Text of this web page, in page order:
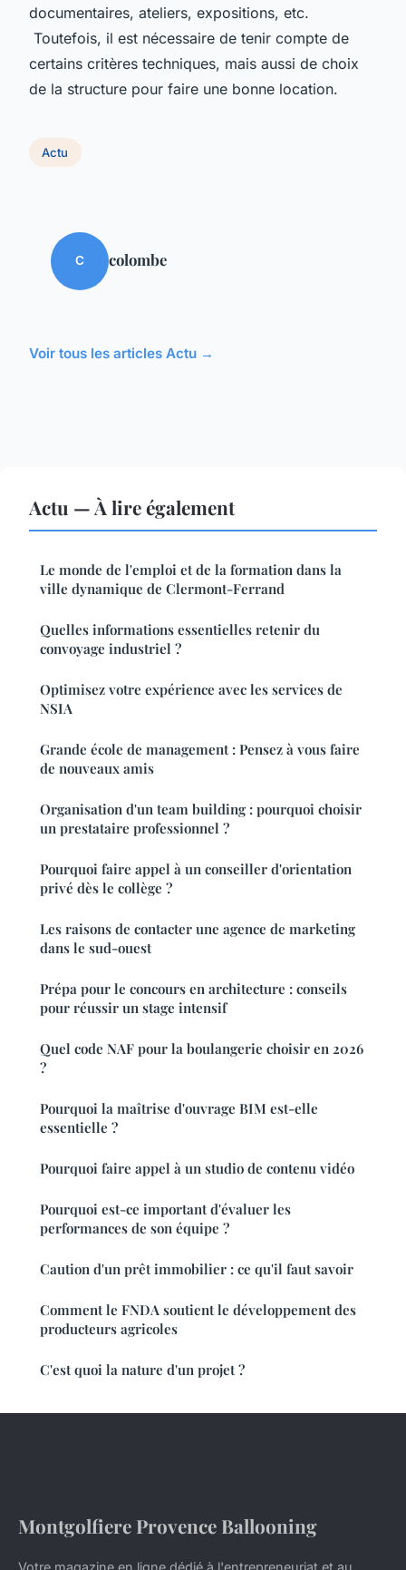
documentaires, ateliers, expositions, etc.
Toutefois, il est nécessaire de tenir compte de
certains critères techniques, mais aussi de choix
de la structure pour faire une bonne location.
Actu
C colombe
Voir tous les articles Actu →
Actu — À lire également
Le monde de l'emploi et de la formation dans la
ville dynamique de Clermont-Ferrand
Quelles informations essentielles retenir du
convoyage industriel ?
Optimisez votre expérience avec les services de
NSIA
Grande école de management : Pensez à vous faire
de nouveaux amis
Organisation d'un team building : pourquoi choisir
un prestataire professionnel ?
Pourquoi faire appel à un conseiller d'orientation
privé dès le collège ?
Les raisons de contacter une agence de marketing
dans le sud-ouest
Prépa pour le concours en architecture : conseils
pour réussir un stage intensif
Quel code NAF pour la boulangerie choisir en 2026
?
Pourquoi la maîtrise d'ouvrage BIM est-elle
essentielle ?
Pourquoi faire appel à un studio de contenu vidéo
Pourquoi est-ce important d'évaluer les
performances de son équipe ?
Caution d'un prêt immobilier : ce qu'il faut savoir
Comment le FNDA soutient le développement des
producteurs agricoles
C'est quoi la nature d'un projet ?
Montgolfiere Provence Ballooning
Votre magazine en ligne dédié à l'entrepreneuriat et au